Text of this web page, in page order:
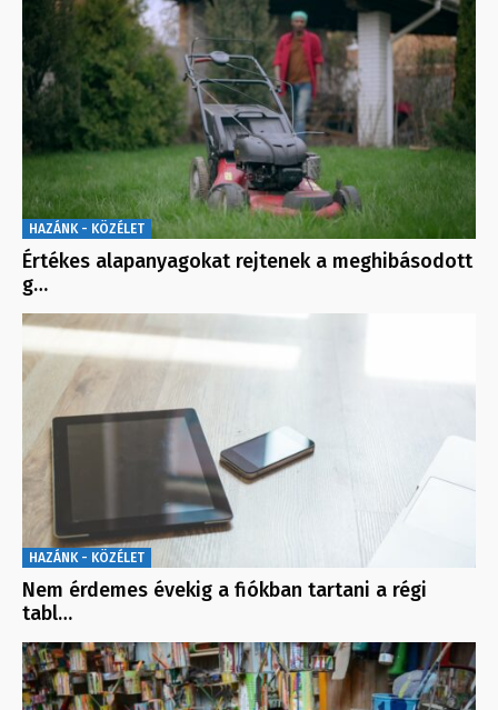
HAZÁNK - KÖZÉLET
Értékes alapanyagokat rejtenek a meghibásodott
g…
HAZÁNK - KÖZÉLET
Nem érdemes évekig a fiókban tartani a régi
tabl…